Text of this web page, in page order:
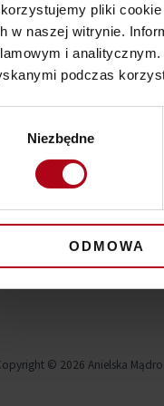
pliki
w naszej witrynie.
i
podczas
Niezbędne
ODMOWA
© 2026 Anielska